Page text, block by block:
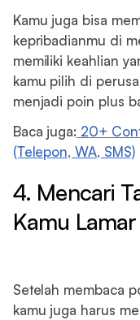
Kamu juga bisa
kepribadianmu di
memiliki keahlian
kamu pilih di
menjadi poin plus
Baca juga: 20+
(Telepon, WA, SMS)
4. Mencari
Kamu Lamar
Setelah membaca
kamu juga harus